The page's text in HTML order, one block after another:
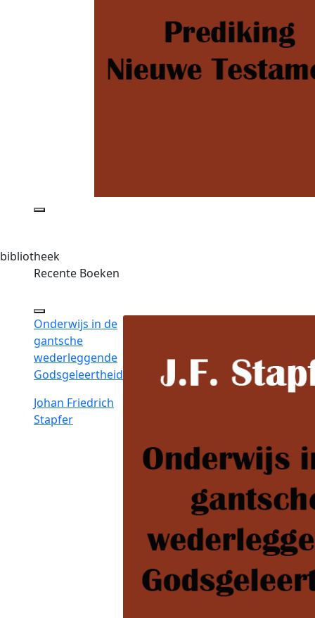
bibliotheek
Recente Boeken
Onderwijs in de
gantsche
wederleggende
Godsgeleertheid
Johan Friedrich
Stapfer